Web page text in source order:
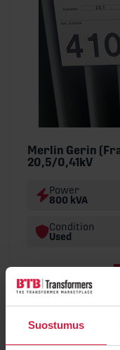
Suostumus
Merlin Gerin
20,5/0,41kV
Power
800 kVA
Condition
Used